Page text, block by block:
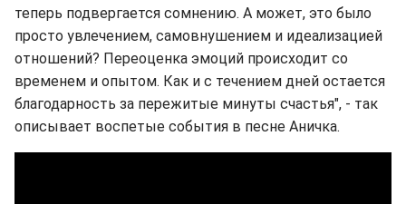
теперь подвергается сомнению. А может, это было
просто увлечением, самовнушением и идеализацией
отношений? Переоценка эмоций происходит со
временем и опытом. Как и с течением дней остается
благодарность за пережитые минуты счастья", - так
описывает воспетые события в песне Аничка.